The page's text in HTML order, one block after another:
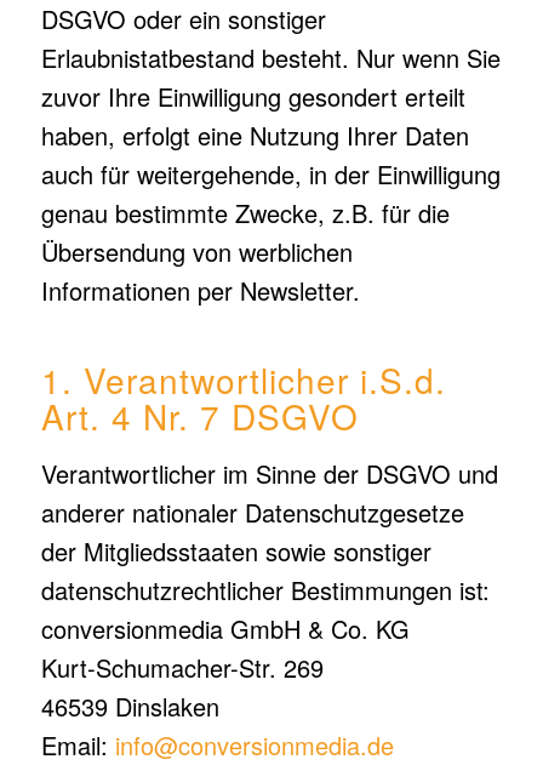
DSGVO oder ein sonstiger
Erlaubnistatbestand besteht. Nur wenn Sie
zuvor Ihre Einwilligung gesondert erteilt
haben, erfolgt eine Nutzung Ihrer Daten
auch für weitergehende, in der Einwilligung
genau bestimmte Zwecke, z.B. für die
Übersendung von werblichen
Informationen per Newsletter.
1. Verantwortlicher i.S.d.
Art. 4 Nr. 7 DSGVO
Verantwortlicher im Sinne der DSGVO und
anderer nationaler Datenschutzgesetze
der Mitgliedsstaaten sowie sonstiger
datenschutzrechtlicher Bestimmungen ist:
conversionmedia GmbH & Co. KG
Kurt-Schumacher-Str. 269
46539 Dinslaken
Email: info@conversionmedia.de